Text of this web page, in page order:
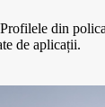
din
de aplicații.